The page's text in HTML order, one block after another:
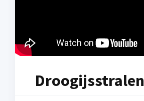
Droogijsstralen